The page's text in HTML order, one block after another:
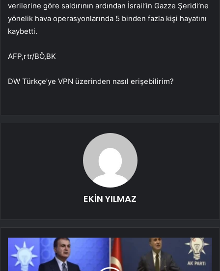
verilerine göre saldırının ardından İsrail’in Gazze Şeridi’ne
yönelik hava operasyonlarında 5 binden fazla kişi hayatını
kaybetti.
AFP,rtr/BÖ,BK
DW Türkçe’ye VPN üzerinden nasıl erişebilirim?
EKİN YILMAZ